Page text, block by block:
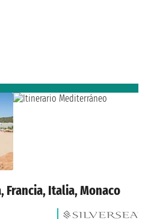
Francia, Italia, Monaco